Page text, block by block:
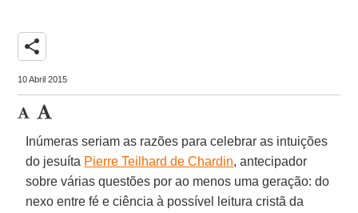
share
10 Abril 2015
Inúmeras seriam as razões para celebrar as intuições
do jesuíta Pierre Teilhard de Chardin, antecipador
sobre várias questões por ao menos uma geração: do
nexo entre fé e ciência à possível leitura cristã da